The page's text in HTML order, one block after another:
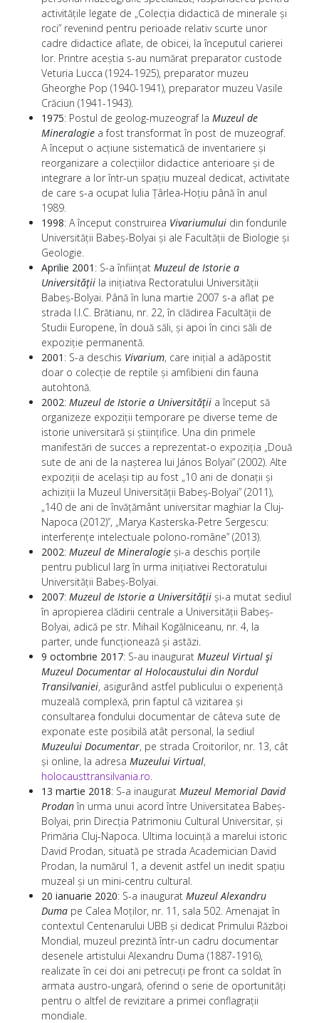
activitățile legate de „Colecția didactică de minerale și
roci” revenind pentru perioade relativ scurte unor
cadre didactice aflate, de obicei, la începutul carierei
lor. Printre aceștia s-au numărat preparator custode
Veturia Lucca (1924-1925), preparator muzeu
Gheorghe Pop (1940-1941), preparator muzeu Vasile
Crăciun (1941-1943).
1975: Postul de geolog-muzeograf la Muzeul de
Mineralogie a fost transformat în post de muzeograf.
A început o acțiune sistematică de inventariere și
reorganizare a colecțiilor didactice anterioare și de
integrare a lor într-un spațiu muzeal dedicat, activitate
de care s-a ocupat Iulia Țârlea-Hoțiu până în anul
1989.
1998: A început construirea Vivariumului din fondurile
Universităţii Babeș-Bolyai și ale Facultăţii de Biologie și
Geologie.
Aprilie 2001 : S-a înființat Muzeul de Istorie a
Universității la inițiativa Rectoratului Universității
Babeș-Bolyai. Până în luna martie 2007 s-a aflat pe
strada I.I.C. Brătianu, nr. 22, în clădirea Facultății de
Studii Europene, în două săli, și apoi în cinci săli de
expoziție permanentă.
2001 : S-a deschis Vivarium, care inițial a adăpostit
doar o colecție de reptile și amfibieni din fauna
autohtonă.
2002: Muzeul de Istorie a Universității a început să
organizeze expoziții temporare pe diverse teme de
istorie universitară și științifice. Una din primele
manifestări de succes a reprezentat-o expoziția „Două
sute de ani de la nașterea lui János Bolyai” (2002). Alte
expoziții de același tip au fost „10 ani de donații și
achiziții la Muzeul Universității Babeș-Bolyai” (2011),
„140 de ani de învățământ universitar maghiar la Cluj-
Napoca (2012)”, „Marya Kasterska-Petre Sergescu:
interferențe intelectuale polono-române” (2013).
2002: Muzeul de Mineralogie și-a deschis porțile
pentru publicul larg în urma inițiativei Rectoratului
Universității Babeș-Bolyai.
2007: Muzeul de Istorie a Universității și-a mutat sediul
în apropierea clădirii centrale a Universității Babeș-
Bolyai, adică pe str. Mihail Kogălniceanu, nr. 4, la
parter, unde funcționează și astăzi.
9 octombrie 2017: S-au inaugurat Muzeul Virtual și
Muzeul Documentar al Holocaustului din Nordul
Transilvaniei, asigurând astfel publicului o experiență
muzeală complexă, prin faptul că vizitarea și
consultarea fondului documentar de câteva sute de
exponate este posibilă atât personal, la sediul
Muzeului Documentar, pe strada Croitorilor, nr. 13, cât
și online, la adresa Muzeului Virtual,
holocausttransilvania.ro
13 martie 2018: S-a inaugurat Muzeul Memorial David
Prodanîn urma unui acord între Universitatea Babeș-
Bolyai, prin Direcția Patrimoniu Cultural Universitar, și
Primăria Cluj-Napoca. Ultima locuință a marelui istoric
David Prodan, situată pe strada Academician David
Prodan, la numărul 1, a devenit astfel un inedit spațiu
muzeal și un mini-centru cultural.
20 ianuarie 2020: S-a inaugurat Muzeul Alexandru
Duma pe Calea Moților, nr. 11, sala 502. Amenajat în
contextul Centenarului UBB și dedicat Primului Război
Mondial, muzeul prezintă într-un cadru documentar
desenele artistului Alexandru Duma (1887-1916),
realizate în cei doi ani petrecuți pe front ca soldat în
armata austro-ungară, oferind o serie de oportunități
pentru o altfel de revizitare a primei conflagrații
mondiale.